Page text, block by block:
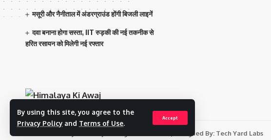
By using this site, you agree to the
Privacy Policy and Terms of Use.
Accept
मसूरी और नैनीताल में अंडरग्राउंड होंगी बिजली लाइनें
दवा बनाना होगा सस्ता, IIT रुड़की की नई तकनीक से
हरित रसायन को मिलेगी नई रफ्तार
© 2023 Himalaya Ki Awaj. All Rights Reserved. | Designed By: Tech Yard Labs